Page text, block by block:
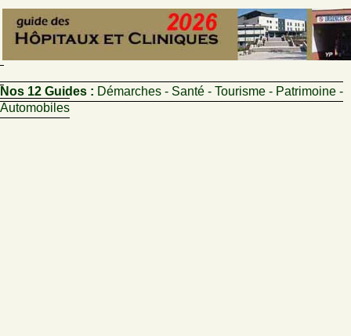
Nos 12 Guides : Démarches - Santé - Tourisme - Patrimoine -
Automobiles